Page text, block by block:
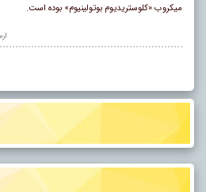
میکروب «کلوستریدیوم بوتولینیوم» بوده است.